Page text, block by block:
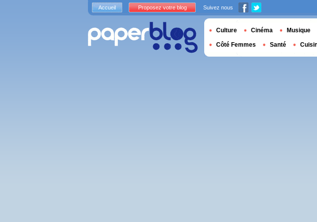
Accueil Proposez votre blog Suivez nous
Culture Cinéma Musique
Côté Femmes Santé